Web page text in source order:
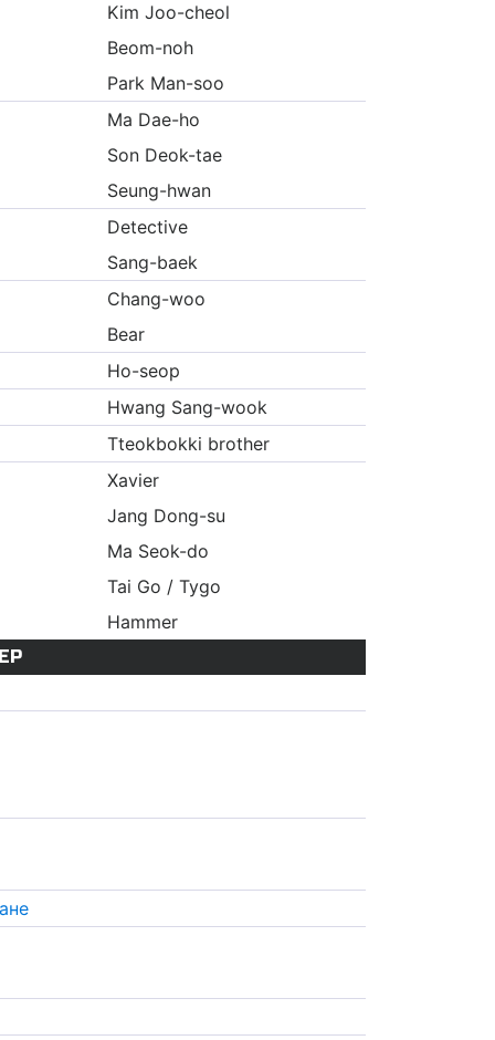
Kim Joo-cheol
Beom-noh
Park Man-soo
Ma Dae-ho
Son Deok-tae
Seung-hwan
Detective
Sang-baek
Chang-woo
Bear
Ho-seop
Hwang Sang-wook
Tteokbokki brother
Xavier
Jang Dong-su
Ma Seok-do
Tai Go / Tygo
Hammer